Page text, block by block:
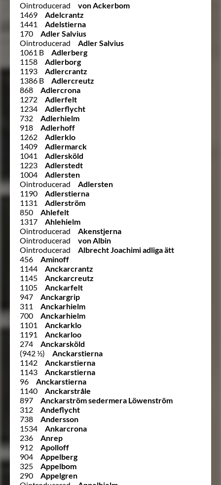
Ointroducerad
von Ackerbom
1469
Adelcrantz
1441
Adelstierna
170
Adler Salvius
Ointroducerad
Adler Salvius
1061 B
Adlerberg
1158
Adlerborg
1193
Adlercrantz
1386 B
Adlercreutz
868
Adlercrona
1272
Adlerfelt
1234
Adlerflycht
732
Adlerhielm
918
Adlerhoff
1262
Adlerklo
1409
Adlermarck
1041
Adlersköld
1223
Adlerstedt
1004
Adlersten
Ointroducerad
Adlersten
1190
Adlerstierna
1131
Adlerström
850
Ahlefelt
1317
Ahlehielm
Ointroducerad
Akenstjerna
Ointroducerad
von Albin
Ointroducerad
Albrecht Joachimi adliga ätt
456
Aminoff
1144
Anckarcrantz
1145
Anckarcreutz
1105
Anckarfelt
947
Anckargrip
311
Anckarhielm
700
Anckarhielm
1101
Anckarklo
1191
Anckarloo
274
Anckarsköld
(942 ½)
Anckarstierna
1142
Anckarstierna
1143
Anckarstierna
96
Anckarstierna
1140
Anckarstråle
897
Anckarström sedermera Löwenström
312
Andeflycht
738
Andersson
1534
Ankarcrona
236
Anrep
912
Apolloff
904
Appelberg
325
Appelbom
290
Appelgren